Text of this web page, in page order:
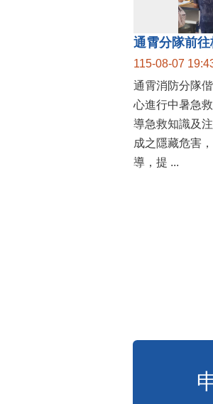
通霄分隊前
115-08-07
通霄消防分隊
心進行中暑急
導急救知識及
成之隱藏危害，避免狀